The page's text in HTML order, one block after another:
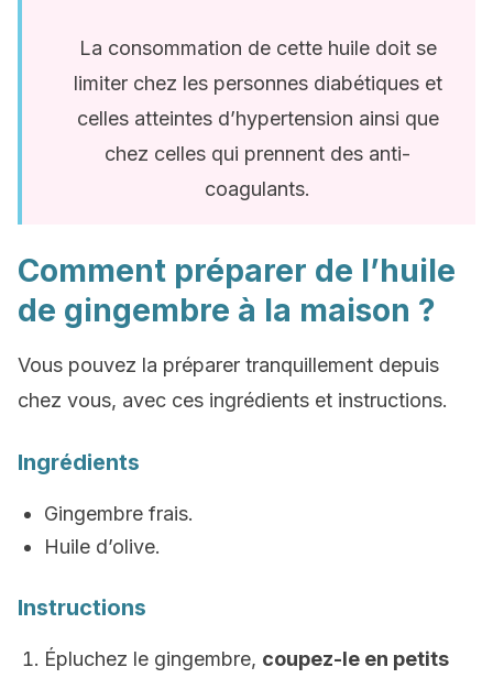
La consommation de cette huile doit se
limiter chez les personnes diabétiques et
celles atteintes d’hypertension ainsi que
chez celles qui prennent des anti-
coagulants.
Comment préparer de l’huile
de gingembre à la maison ?
Vous pouvez la préparer tranquillement depuis
chez vous, avec ces ingrédients et instructions.
Ingrédients
Gingembre frais.
Huile d’olive.
Instructions
Épluchez le gingembre, coupez-le en petits